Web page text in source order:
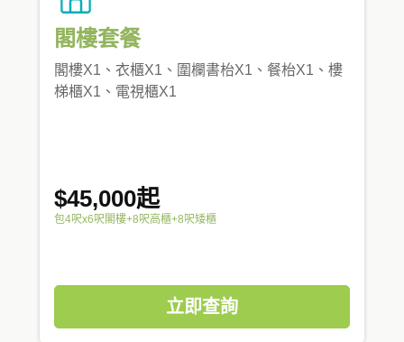
閣樓套餐
閣樓X1、衣櫃X1、圍欄書枱X1、餐枱X1、樓
梯櫃X1、電視櫃X1
$45,000起
包4呎x6呎閣樓+8呎高櫃+8呎矮櫃
立即查詢